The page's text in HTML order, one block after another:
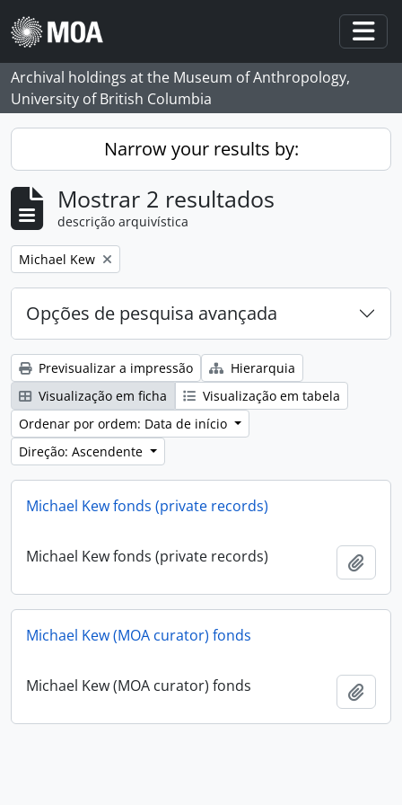
Skip to main content
Archival holdings at the Museum of Anthropology,
University of British Columbia
Narrow your results by:
Mostrar 2 resultados
descrição arquivística
Remove filter:
Michael Kew
Opções de pesquisa avançada
Previsualizar a impressão
Hierarquia
Visualização em ficha
Visualização em tabela
Ordenar por ordem: Data de início
Direção: Ascendente
Michael Kew fonds (private records)
Michael Kew fonds (private records)
Michael Kew (MOA curator) fonds
Michael Kew (MOA curator) fonds